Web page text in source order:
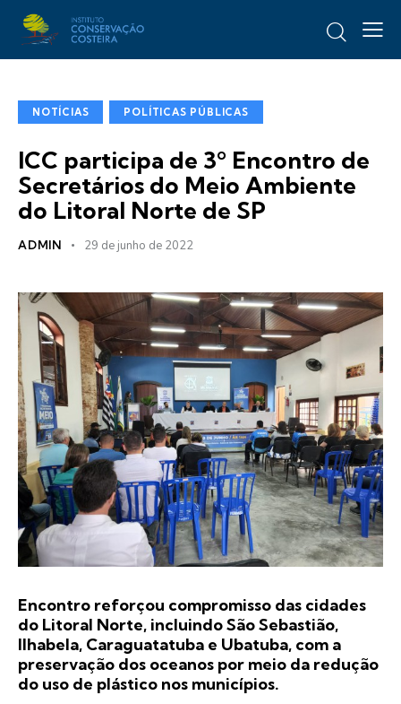
NOTÍCIAS POLÍTICAS PÚBLICAS
ICC participa de 3º Encontro de
Secretários do Meio Ambiente
do Litoral Norte de SP
ADMIN 29 de junho de 2022
Encontro reforçou compromisso das cidades
do Litoral Norte, incluindo São Sebastião,
Ilhabela, Caraguatatuba e Ubatuba, com a
preservação dos oceanos por meio da redução
do uso de plástico nos municípios.